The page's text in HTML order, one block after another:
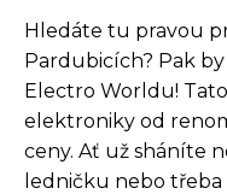
Hledáte tu pravou
Pardubicích? Pak
Electro Worldu!
elektroniky od
ceny. Ať už sháníte
ledničku nebo